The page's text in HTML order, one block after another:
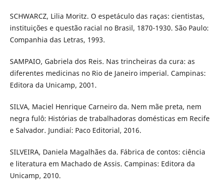
SCHWARCZ, Lilia Moritz. O espetáculo das raças: cientistas,
instituições e questão racial no Brasil, 1870-1930. São Paulo:
Companhia das Letras, 1993.
SAMPAIO, Gabriela dos Reis. Nas trincheiras da cura: as
diferentes medicinas no Rio de Janeiro imperial. Campinas:
Editora da Unicamp, 2001.
SILVA, Maciel Henrique Carneiro da. Nem mãe preta, nem
negra fulô: Histórias de trabalhadoras domésticas em Recife
e Salvador. Jundiaí: Paco Editorial, 2016.
SILVEIRA, Daniela Magalhães da. Fábrica de contos: ciência
e literatura em Machado de Assis. Campinas: Editora da
Unicamp, 2010.